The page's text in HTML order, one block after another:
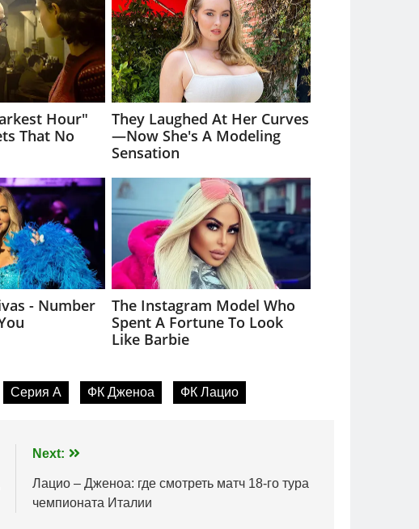
Серия А ФК Дженоа ФК Лацио
Next:
Лацио – Дженоа: где смотреть матч 18-го тура
чемпионата Италии